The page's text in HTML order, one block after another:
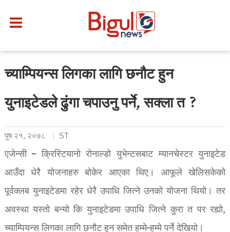
च्याम्पियन्स लिगका लागि छनौट हुन
युनाइटेडले ढुंगा चपाउनु पर्ने, सक्ला त ?
पुष २१, २०७८ ST
एजेन्सी – क्रिस्टियानो रोनाल्डो युभेन्टसबाट म्यानचेस्टर युनाइटेड
आउँदा धेरै योजनाहरु बोकेर आएका थिए। आफूले खेलिसकेको
पूर्वक्लब युनाइटेडमा रहेर धेरै उपाधि जित्ने उनको योजना थियो। तर
अवस्था यस्तो बन्यो कि युनाइटेडमा उपाधि जित्ने कुरा त पर रह्यो,
च्याम्पियन्स लिगका लागि छनौट हुन समेत हम्मे-हम्मे पर्ने देखियो।